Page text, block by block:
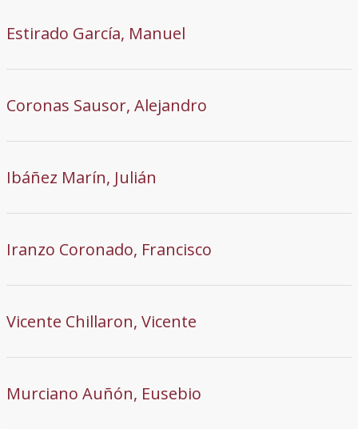
Estirado García, Manuel
Coronas Sausor, Alejandro
Ibáñez Marín, Julián
Iranzo Coronado, Francisco
Vicente Chillaron, Vicente
Murciano Auñón, Eusebio